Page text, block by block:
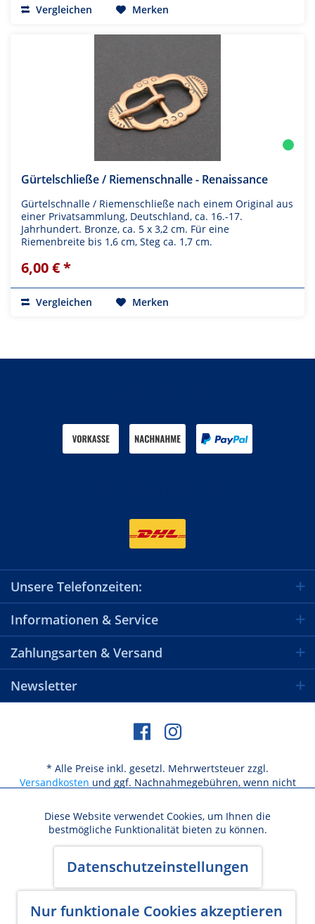
Vergleichen Merken
Gürtelschließe / Riemenschnalle - Renaissance
Gürtelschnalle / Riemenschließe nach einem Original aus
einer Privatsammlung, Deutschland, ca. 16.-17.
Jahrhundert. Bronze, ca. 5 x 3,2 cm. Für eine
Riemenbreite bis 1,6 cm, Steg ca. 1,7 cm.
6,00 € *
Vergleichen Merken
Unsere Telefonzeiten:
Informationen & Service
Zahlungsarten & Versand
Newsletter
* Alle Preise inkl. gesetzl. Mehrwertsteuer zzgl.
Versandkosten und ggf. Nachnahmegebühren, wenn nicht
Versandkosten / Lieferbeschränkungen
Widerrufsbelehrung & Widerrufsformular
AGB
Datenschutz
Funktionale Aktiv
Marketing Aktiv
Tracking Aktiv
Diese Website verwendet Cookies, um Ihnen die
bestmögliche Funktionalität bieten zu können.
Datenschutzeinstellungen
Nur funktionale Cookies akzeptieren